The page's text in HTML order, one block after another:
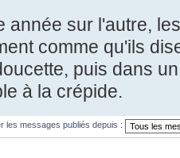
année sur l'autre,
comme qu'ils
puis dans
à la crépide.
les messages publiés depuis :